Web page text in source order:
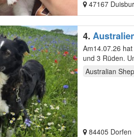
47167
4.
Am14.07.26
Australian
84405 Dorfen